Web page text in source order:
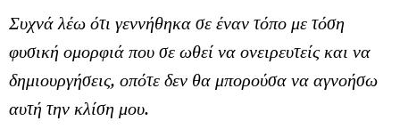
Συχνά λέω ότι γεννήθηκα σε έναν τόπο με τόση
φυσική ομορφιά που σε ωθεί να ονειρευτείς και να
δημιουργήσεις, οπότε δεν θα μπορούσα να αγνοήσω
αυτή την κλίση μου.